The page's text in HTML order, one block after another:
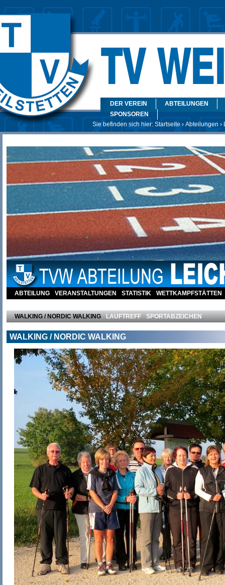
DER VEREIN
ABTEILUNGEN
SPONSOREN
Sie befinden sich hier: Startseite› Abteilungen ›
ABTEILUNG VERANSTALTUNGEN STATISTIK
WETTKAMPFSTÄTTEN
WALKING / NORDIC WALKING
LAUFTREFF SPORTABZEICHEN
WALKING / NORDIC WALKING